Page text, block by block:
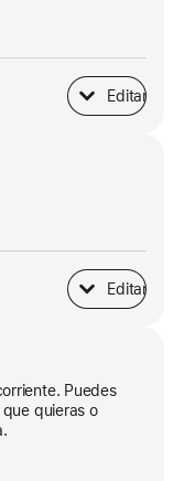
Editar
Almacenamiento
Editar
Teclado
Puedes
quieras o